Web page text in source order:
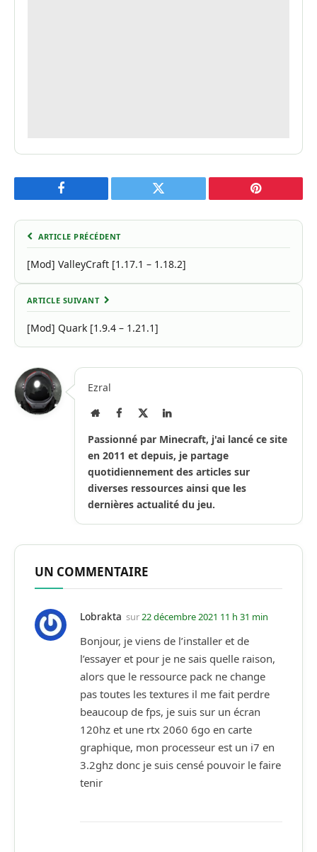
Facebook Twitter Pinterest
ARTICLE PRÉCÉDENT
[Mod] ValleyCraft [1.17.1 – 1.18.2]
ARTICLE SUIVANT
[Mod] Quark [1.9.4 – 1.21.1]
Ezral
Site
Facebook LinkedIn
Passionné par Minecraft, j'ai lancé ce site
en 2011 et depuis, je partage
quotidiennement des articles sur
diverses ressources ainsi que les
dernières actualité du jeu.
UN COMMENTAIRE
Lobrakta sur22 décembre 2021 11 h 31 min
Bonjour, je viens de l’installer et de
l’essayer et pour je ne sais quelle raison,
alors que le ressource pack ne change
pas toutes les textures il me fait perdre
beaucoup de fps, je suis sur un écran
120hz et une rtx 2060 6go en carte
graphique, mon processeur est un i7 en
3.2ghz donc je suis censé pouvoir le faire
tenir